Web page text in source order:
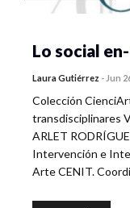
Lo social
Laura Gutiérrez - Jun
Colección
transdisciplinares
ARLET
Intervención e
Arte CENIT.